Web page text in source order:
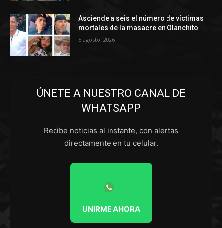
Asciende a seis el número de víctimas
mortales de la masacre en Olanchito
5 agosto, 2026
ÚNETE A NUESTRO CANAL DE
WHATSAPP
Recibe noticias al instante, con alertas
directamente en tu celular.
UNIRME AHORA